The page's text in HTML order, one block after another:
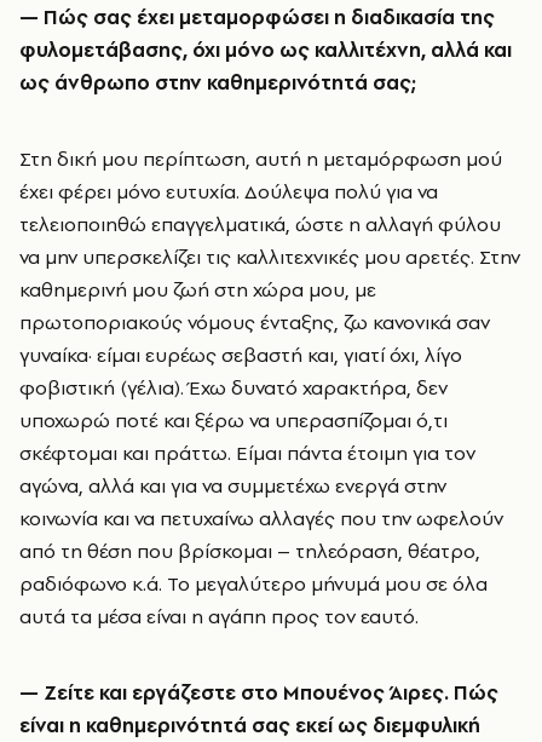
— Πώς σας έχει μεταμορφώσει η διαδικασία της
φυλομετάβασης, όχι μόνο ως καλλιτέχνη, αλλά και
ως άνθρωπο στην καθημερινότητά σας;
Στη δική μου περίπτωση, αυτή η μεταμόρφωση μού
έχει φέρει μόνο ευτυχία. Δούλεψα πολύ για να
τελειοποιηθώ επαγγελματικά, ώστε η αλλαγή φύλου
να μην υπερσκελίζει τις καλλιτεχνικές μου αρετές. Στην
καθημερινή μου ζωή στη χώρα μου, με
πρωτοποριακούς νόμους ένταξης, ζω κανονικά σαν
γυναίκα· είμαι ευρέως σεβαστή και, γιατί όχι, λίγο
φοβιστική (γέλια). Έχω δυνατό χαρακτήρα, δεν
υποχωρώ ποτέ και ξέρω να υπερασπίζομαι ό,τι
σκέφτομαι και πράττω. Είμαι πάντα έτοιμη για τον
αγώνα, αλλά και για να συμμετέχω ενεργά στην
κοινωνία και να πετυχαίνω αλλαγές που την ωφελούν
από τη θέση που βρίσκομαι – τηλεόραση, θέατρο,
ραδιόφωνο κ.ά. Το μεγαλύτερο μήνυμά μου σε όλα
αυτά τα μέσα είναι η αγάπη προς τον εαυτό.
— Ζείτε και εργάζεστε στο Μπουένος Άιρες. Πώς
είναι η καθημερινότητά σας εκεί ως διεμφυλική